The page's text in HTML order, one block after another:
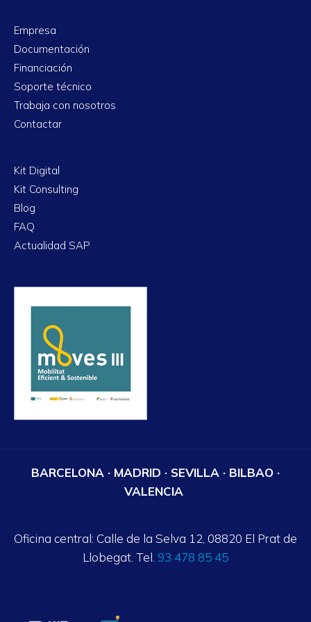
Empresa
Documentación
Financiación
Soporte técnico
Trabaja con nosotros
Contactar
Kit Digital
Kit Consulting
Blog
FAQ
Actualidad SAP
BARCELONA · MADRID · SEVILLA · BILBAO ·
VALENCIA
Oficina central: Calle de la Selva 12, 08820 El Prat de
Llobegat. Tel. 93 478 85 45